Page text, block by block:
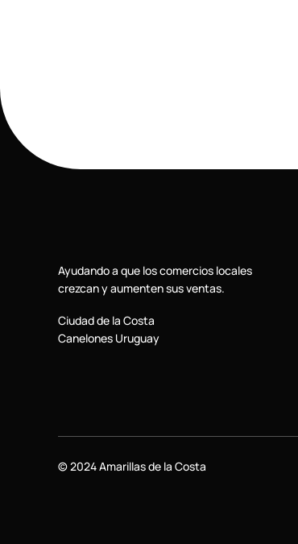
Ayudando a que los comercios locales
crezcan y aumenten sus ventas.
Ciudad de la Costa
Canelones Uruguay
© 2024 Amarillas de la Costa